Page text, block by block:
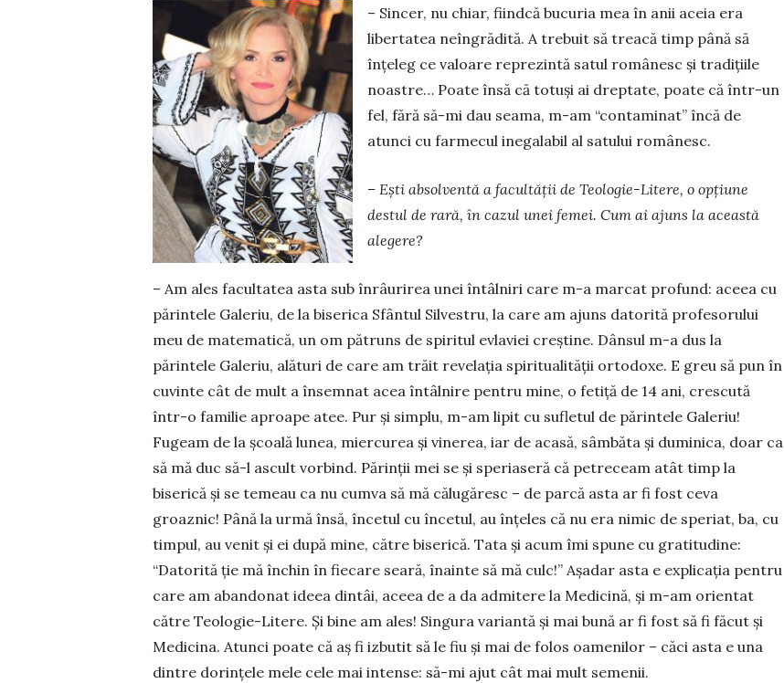
– Sincer, nu chiar, fiindcă bucuria mea în anii aceia era
libertatea neîngrădită. A trebuit să treacă timp până să
înțeleg ce valoare reprezintă satul românesc şi tradiţiile
noastre… Poate însă că totuşi ai dreptate, poate că într-un
fel, fără să-mi dau seama, m-am “contaminat” încă de
atunci cu farmecul inegalabil al satului românesc.
– Ești absolventă a facultății de Teologie-Litere, o opțiune
destul de rară, în cazul unei femei. Cum ai ajuns la această
alegere?
– Am ales facultatea asta sub înrâurirea unei întâlniri care m-a marcat profund: aceea cu
părintele Galeriu, de la biserica Sfântul Silvestru, la care am ajuns datorită profesorului
meu de matematică, un om pătruns de spiritul evlaviei creştine. Dânsul m-a dus la
părintele Galeriu, alături de care am trăit revelaţia spiritualităţii ortodoxe. E greu să pun în
cuvinte cât de mult a însemnat acea întâlnire pentru mine, o fetiţă de 14 ani, crescută
într-o familie aproape atee. Pur şi simplu, m-am lipit cu sufletul de părintele Galeriu!
Fugeam de la şcoală lunea, miercu­rea şi vinerea, iar de acasă, sâmbăta şi duminica, doar ca
să mă duc să-l ascult vorbind. Părinţii mei se şi speriaseră că petreceam atât timp la
biserică şi se temeau ca nu cumva să mă călugăresc – de parcă asta ar fi fost ceva
groaznic! Până la urmă însă, încetul cu încetul, au înţeles că nu era nimic de speriat, ba, cu
timpul, au venit şi ei după mine, către biserică. Tata şi acum îmi spune cu grati­tudine:
“Datorită ţie mă închin în fiecare seară, înainte să mă culc!” Aşadar asta e explicaţia pentru
care am abandonat ideea dintâi, aceea de a da admitere la Medicină, şi m-am orientat
către Teo­logie-Litere. Şi bine am ales! Singura variantă şi mai bună ar fi fost să fi făcut şi
Medicina. Atunci poate că aş fi izbutit să le fiu şi mai de folos oamenilor – căci asta e una
dintre dorinţele me­le cele mai intense: să-mi ajut cât mai mult semenii.